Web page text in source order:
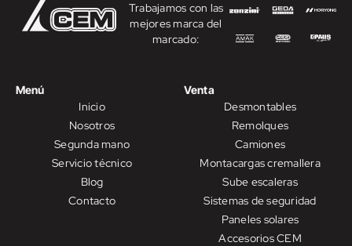
Trabajamos con las
mejores marca del
marcado:
Menú
Inicio
Nosotros
Segunda mano
Servicio técnico
Blog
Contacto
Venta
Desmontables
Remolques
Camiones
Montacargas cremallera
Sube escaleras
Sistemas de seguridad
Paneles solares
Accesorios CEM